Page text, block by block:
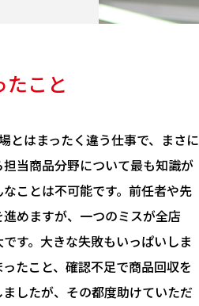
こと
とはまったく違う仕事で、まさに
当商品分野について最も知識が
ことは不可能です。前任者や先
めますが、一つのミスが全店
す。大きな失敗もいっぱいしま
たこと、確認不足で商品回収を
したが、その都度助けていただ